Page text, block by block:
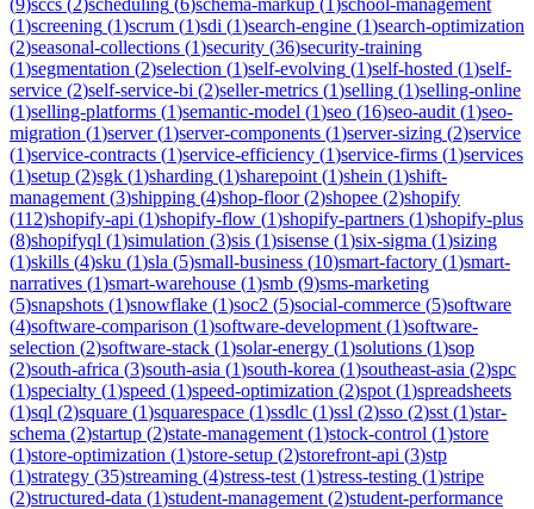
(1)screening (1)scrum (1)sdi (1)search-engine (1)search-optimization
(2)seasonal-collections (1)security (36)security-training
(1)segmentation (2)selection (1)self-evolving (1)self-hosted (1)self-
service (2)self-service-bi (2)seller-metrics (1)selling (1)selling-online
(1)selling-platforms (1)semantic-model (1)seo (16)seo-audit (1)seo-
migration (1)server(1)server-components (1)server-sizing (2)service
(1)service-contracts (1)service-efficiency (1)service-firms (1)services
(1)setup (2)sgk (1)sharding (1)sharepoint (1)shein (1)shift-
management (3)shipping (4)shop-floor(2)shopee (2)shopify
(112)shopify-api (1)shopify-flow (1)shopify-partners (1)shopify-plus
(8)shopifyql (1)simulation (3)sis (1)sisense (1)six-sigma (1)sizing
(1)skills (4)sku (1)sla (5)small-business (10)smart-factory (1)smart-
narratives (1)smart-warehouse (1)smb (9)sms-marketing
(5)snapshots (1)snowflake (1)soc2 (5)social-commerce (5)software
(4)software-comparison (1)software-development (1)software-
selection (2)software-stack (1)solar-energy (1)solutions (1)sop
(2)south-africa (3)south-asia (1)south-korea (1)southeast-asia (2)spc
(1)specialty (1)speed (1)speed-optimization (2)spot (1)spreadsheets
(1)sql (2)square (1)squarespace (1)ssdlc (1)ssl (2)sso (2)sst (1)star-
schema (2)startup (2)state-management (1)stock-control (1)store
(1)store-optimization (1)store-setup (2)storefront-api (3)stp
(1)strategy (35)streaming (4)stress-test (1)stress-testing (1)stripe
(2)structured-data (1)student-management (2)student-performance